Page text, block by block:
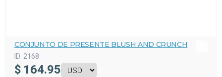
CONJUNTO DE PRESENTE BLUSH AND CRUNCH
ID: 2168
$ 164.95